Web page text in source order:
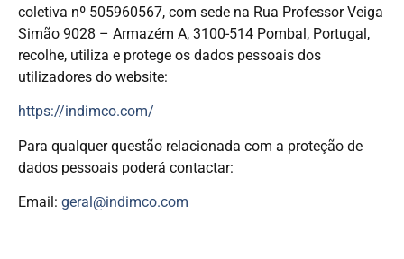
coletiva nº 505960567, com sede na Rua Professor Veiga
Simão 9028 – Armazém A, 3100-514 Pombal, Portugal,
recolhe, utiliza e protege os dados pessoais dos
utilizadores do website:
https://indimco.com/
Para qualquer questão relacionada com a proteção de
dados pessoais poderá contactar:
Email: geral@indimco.com